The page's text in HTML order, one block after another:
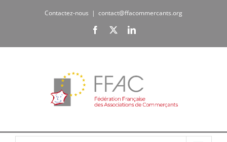
Contactez-nous | contact@ffacommercants.org
Facebook LinkedIn